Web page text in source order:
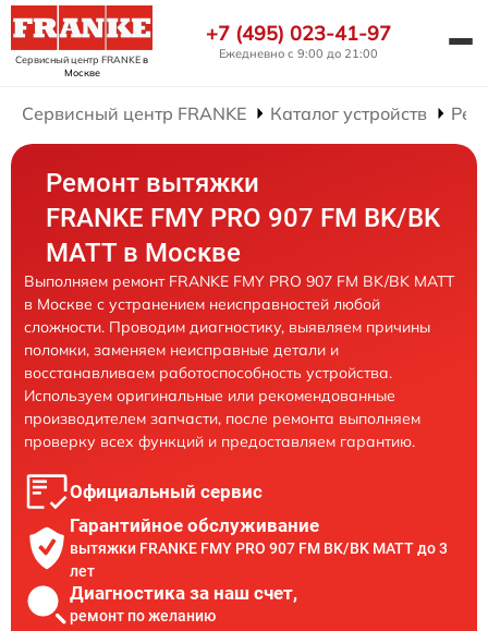
Сервисный центр FRANKEв
Москве
+7 (495) 023-41-97
Ежедневно с 9:00 до 21:00
Сервисный центр FRANKE Каталог устройств
Ремонт вытяжки
FRANKE FMY PRO 907 FM BK/BK
MATT в Москве
Выполняем ремонт FRANKE FMY PRO 907 FM BK/BK MATT
в Москве с устранением неисправностей любой
сложности. Проводим диагностику, выявляем причины
поломки, заменяем неисправные детали и
восстанавливаем работоспособность устройства.
Используем оригинальные или рекомендованные
производителем запчасти, после ремонта выполняем
проверку всех функций и предоставляем гарантию.
Официальный сервис
Гарантийное обслуживание
вытяжки FRANKE FMY PRO 907 FM BK/BK MATT до 3
лет
Диагностика за наш счет,
ремонт по желанию